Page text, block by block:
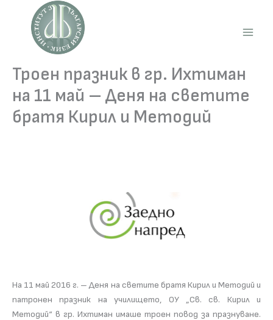
content
Троен празник в гр. Ихтиман
на 11 май – Деня на светите
братя Кирил и Методий
На 11 май 2016 г. – Деня на светите братя Кирил и Методий и
патронен празник на училището, ОУ „Св. св. Кирил и
Методий“ в гр. Ихтиман имаше троен повод за празнуване.